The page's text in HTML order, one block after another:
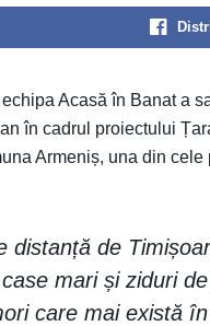
Acasă în Banat a
în cadrul proiectului
Armeniș, una din
distanță de
mari și ziduri
care mai există